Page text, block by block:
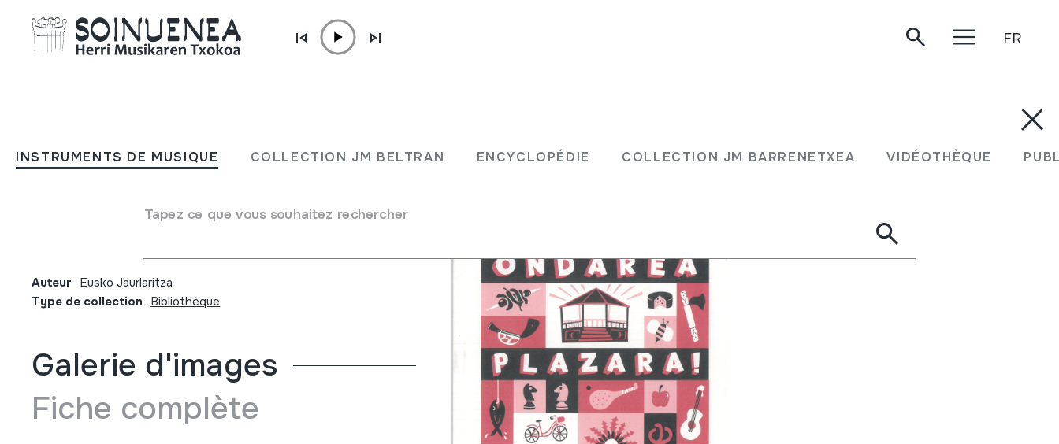
INSTRUMENTS DE MUSIQUE COLLECTION JM BELTRAN ENCYCLOPÉDIE COLLECTION JM BARRENETXEA VIDÉOTHÈQUE
Tapez ce que vous souhaitez rechercher
FR
Ondarea Plazara; Ondarearen
Jornadas europeas del
Auteur Eusko Jaurlaritza
Type de collection Bibliothèque
Galerie d'images
Fiche complète